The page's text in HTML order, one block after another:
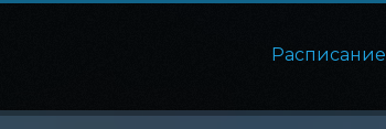
Расписание